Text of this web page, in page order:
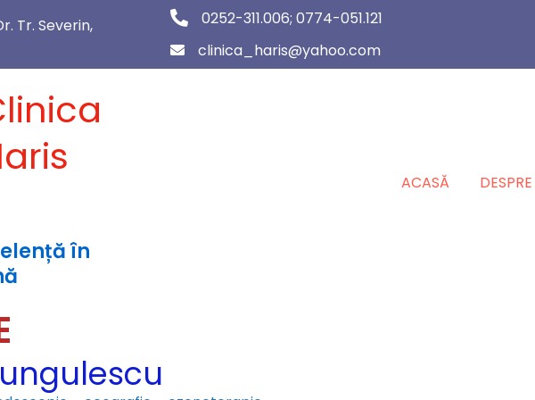
Tr. Severin,
0252-311.006; 0774-051.121
clinica_haris@yahoo.com
în
ACASĂ